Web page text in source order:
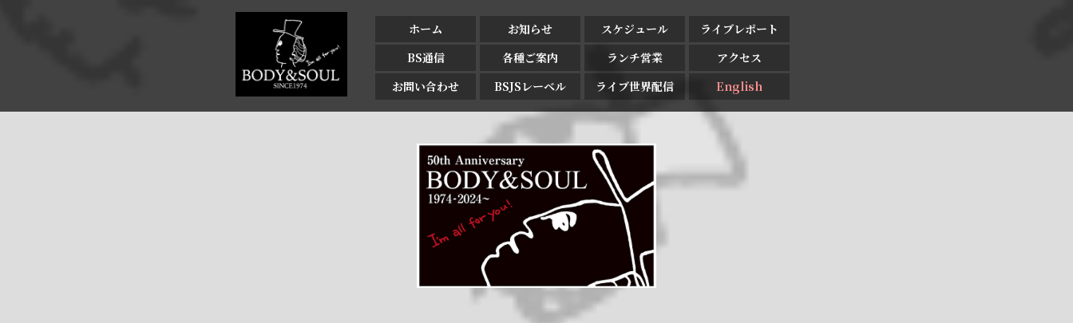
ホーム お知らせ スケジュール
ライブレポート
BS通信
各種ご案内 ランチ営業
アクセス
お問い合わせ
BSJSレーベル ライブ世界配信 English